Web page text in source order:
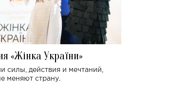
«Жінка України»
силы, действия и мечтаний,
меняют страну.